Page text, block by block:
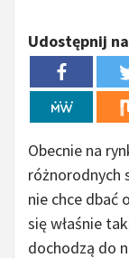
Udostępnij na
Obecnie na
różnorodnych
nie chce dbać
się właśnie
dochodzą do